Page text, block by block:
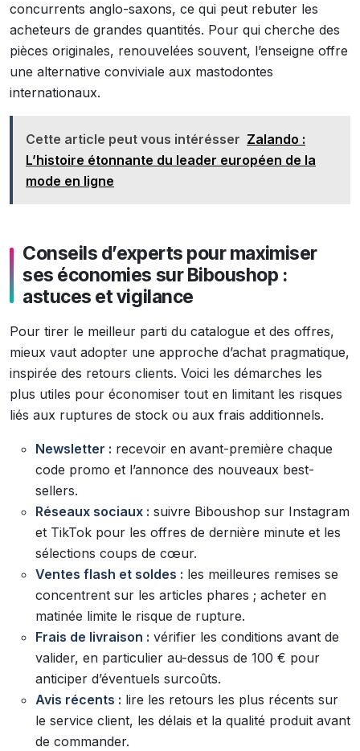
concurrents anglo-saxons, ce qui peut rebuter les
acheteurs de grandes quantités. Pour qui cherche des
pièces originales, renouvelées souvent, l’enseigne offre
une alternative conviviale aux mastodontes
internationaux.
Cette article peut vous intérésser Zalando :
L’histoire étonnante du leader européen de la
mode en ligne
Conseils d’experts pour maximiser
ses économies sur Biboushop :
astuces et vigilance
Pour tirer le meilleur parti du catalogue et des offres,
mieux vaut adopter une approche d’achat pragmatique,
inspirée des retours clients. Voici les démarches les
plus utiles pour économiser tout en limitant les risques
liés aux ruptures de stock ou aux frais additionnels.
Newsletter : recevoir en avant-première chaque
code promo et l’annonce des nouveaux best-
sellers.
Réseaux sociaux : suivre Biboushop sur Instagram
et TikTok pour les offres de dernière minute et les
sélections coups de cœur.
Ventes flash et soldes : les meilleures remises se
concentrent sur les articles phares ; acheter en
matinée limite le risque de rupture.
Frais de livraison : vérifier les conditions avant de
valider, en particulier au-dessus de 100 € pour
anticiper d’éventuels surcoûts.
Avis récents : lire les retours les plus récents sur
le service client, les délais et la qualité produit avant
de commander.